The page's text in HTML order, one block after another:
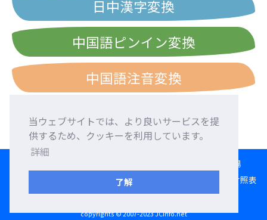
当ウェブサイトでは、より良いサービスを提
供するため、クッキーを利用しています。
詳細
了解
日中漢字変換
中国語ピンイン変換
中国語注音変換
交流広場
日本語ローマ字入力練習
西暦・和暦・民国暦対照表
copyrights © 2007-2023 JCinfo.net